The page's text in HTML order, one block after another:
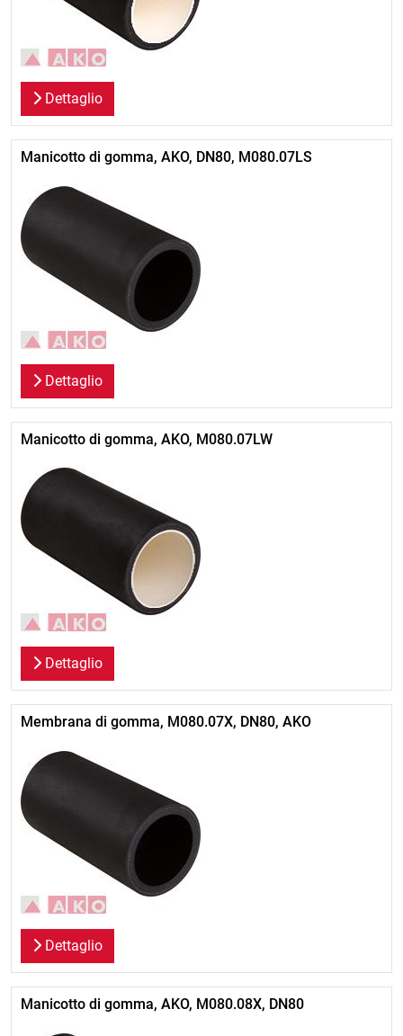
Dettaglio
Manicotto di gomma, AKO, DN80, M080.07LS
Dettaglio
Manicotto di gomma, AKO, M080.07LW
Dettaglio
Membrana di gomma, M080.07X, DN80, AKO
Dettaglio
Manicotto di gomma, AKO, M080.08X, DN80